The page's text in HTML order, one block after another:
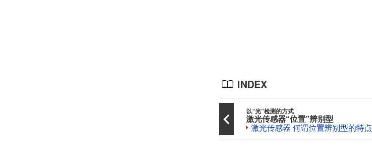
INDEX
以“光”检测的方式
激光传感器“位置”辨别型
激光传感器 何谓位置辨别型的特点